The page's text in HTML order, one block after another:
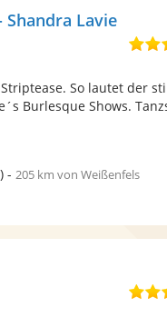
Lavie
So lautet der
Burlesque Shows.
- 205 km von Weißenfels